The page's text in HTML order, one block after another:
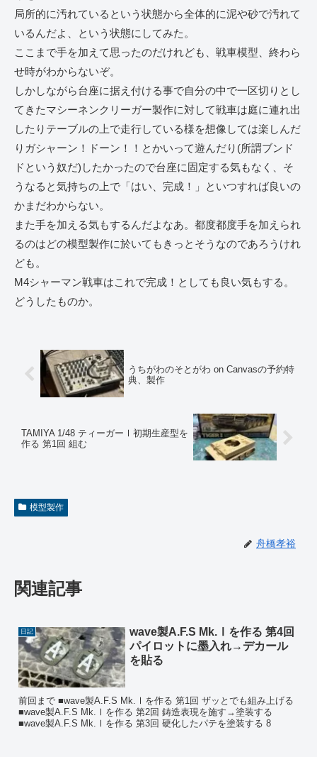
局所的に汚れているという状態から全体的に泥や砂で汚れて
いるんだよ、という状態にしてみた。
ここまで手を加えて思ったのだけれども、戦車模型、終わら
せ時がわからないぞ。
しかしながら台座に据え付ける事で自分の中で一区切りとし
てきたマシーネンクリーガー製作に対して戦車は庭に連れ出
したりテーブルの上で走行している様を想像しては楽しんだ
りガシャーン！ドーン！！とかいって遊んだり(所謂ブンド
ドという奴だ)したかったので台座に固定する気もなく、そ
うなると気持ちの上で「はい、完成！」といつすれば良いの
かまだわからない。
また手を加える気もするんだよなあ。都度都度手を加えられ
るのはどの模型製作に於いてもきっとそうなのであろうけれ
ども。
M4シャーマン戦車はこれで完成！としても良い気もする。
どうしたものか。
うちがわのそとがわ on Canvasの予約特
典、製作
TAMIYA 1/48 ティーガーⅠ初期生産型を
作る 第1回 組む
模型製作
舟橋孝裕
関連記事
日記
wave製A.F.S Mk.Ⅰを作る 第4回
パイロットに墨入れ→デカール
を貼る
前回まで ■wave製A.F.S Mk.Ⅰを作る 第1回 ザッとでも組み上げる
■wave製A.F.S Mk.Ⅰを作る 第2回 鋳造表現を施す→塗装する
■wave製A.F.S Mk.Ⅰを作る 第3回 硬化したパテを塗装する 8